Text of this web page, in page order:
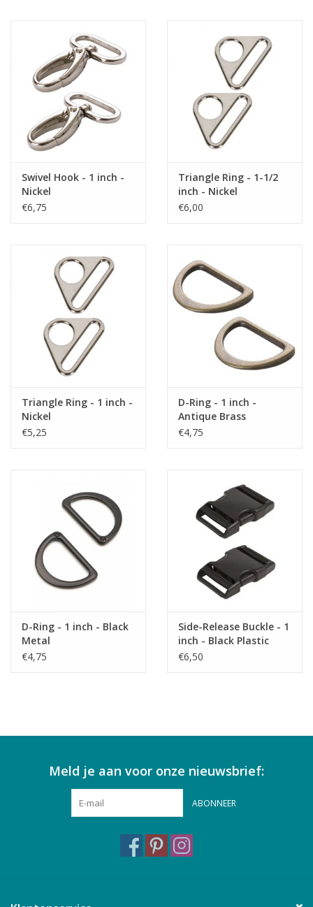
Swivel Hook - 1 inch -
Nickel
€6,75
Triangle Ring - 1-1/2
inch - Nickel
€6,00
Triangle Ring - 1 inch -
Nickel
€5,25
D-Ring - 1 inch -
Antique Brass
€4,75
D-Ring - 1 inch - Black
Metal
€4,75
Side-Release Buckle - 1
inch - Black Plastic
€6,50
Meld je aan voor onze nieuwsbrief:
ABONNEER